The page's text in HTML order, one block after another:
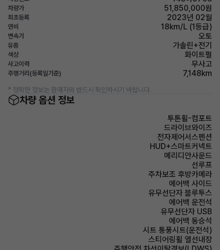
차량가 51,850,000원
최초등록 2023년 02월
연비 18km/L (1등급)
변속기 오토
유종 가솔린+전기
색상 화이트펄
사고이력 무사고
주행거리(등록일기준) 7,148km
* 정확한 정보는 판매자와 반드시 확인하시기 바랍니다.
차량 옵션 정보
투톤휠-컴포트
드라이브와이즈
전자제어서스펜션
HUD+스마트커넥트
메리디안사운드
선루프
주차보조 후방카메라
에어백 사이드
유무선단자 블루투스
에어백 운전석
유무선단자 USB
에어백 동승석
시트 통풍시트(운전석)
스티어링휠 열선내장